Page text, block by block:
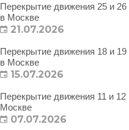
Перекрытие движения 25 и
в Москве
21.07.2026
Перекрытие движения 18 и
в Москве
15.07.2026
Перекрытие движения 11 и 12
Москве
07.07.2026